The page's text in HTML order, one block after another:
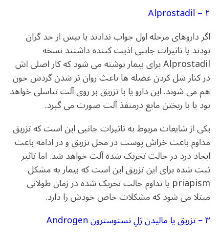
۲ – Alprostadil
اگر داروهای مرحله اول جواب ندادند یا بیش از حد گران
بودند یا تاثیرات جانبی اذیت کننده داشتند نسخه
Alprostadil برای بیمار نوشته می شود که کار اصلی اش
در کنار شل کردن عضله ها باعث روان تر شدن گردش خون
هم می شوند. این دارو یا با تزریق بر روی آلت تناسلی خواهد
بود یا با ریختن مایع درمنفذ آلت صورت می گیرد.
یکی از شایعات مربوط به تاثیرات جانبی این است که تزریق
مداوم باعث خراش پوست در محل تزریق و در ادامه باعث
ایجاد درد در حالت تحریک شده آلت خواهد شد. اما تاثیر
ثبت شده برای این تزریق این است که بیمار به مشکل
priapism یا تداوم حالت تحریک شده در زمان طولانی
مبتلا می شود که مشکلات خاص خودش را دارد.
۳ – تزریق یا مالیدن ژلِ تستوسترون Androgen